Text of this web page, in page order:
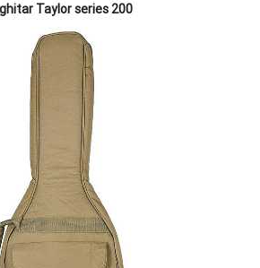
Taylor series 200